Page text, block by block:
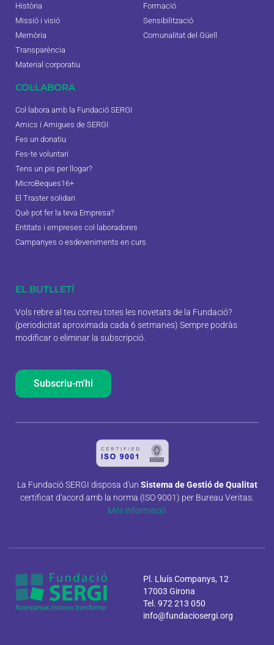
Història
Missió i visió
Memòria
Transparència
Material corporatiu
Formació
Sensibilització
Comunalitat del Güell
COL·LABORA
Col·labora amb la Fundació SERGI
Amics i Amigues de SERGI
Fes un donatiu
Fes-te voluntari
Tens un pis per llogar?
MicroBeques16+
El Traster solidari
Què pot fer la teva Empresa?
Entitats i empreses col·laboradores
Campanyes o esdeveniments en curs
EL BUTLLETÍ
Vols rebre al teu correu totes les novetats de la Fundació?
(periodicitat aproximada cada 6 setmanes) Sempre podràs
modificar o eliminar la subscripció.
Subscriu-m'hi
La Fundació SERGI disposa d'un Sistema de Gestió de Qualitat
certificat d'acord amb la norma (ISO 9001) per Bureau Veritas.
Més informació
Pl. Lluís Companys, 12
17003 Girona
Tel. 972 213 050
info@fundaciosergi.org